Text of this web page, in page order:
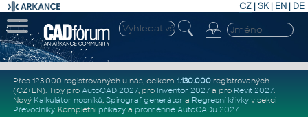
CZ | SK| EN | DE
Přes 123.000 registrovaných u nás, celkem 1.130.000registrovaných
(CZ+EN). Tipy pro AutoCAD 2027, pro Inventor 2027a pro Revit 2027.
Nový Kalkulátor nosníků, Spirograf generátor a Regresní křivkyv sekci
Převodníky. Kompletní příkazya proměnné AutoCADu 2027.